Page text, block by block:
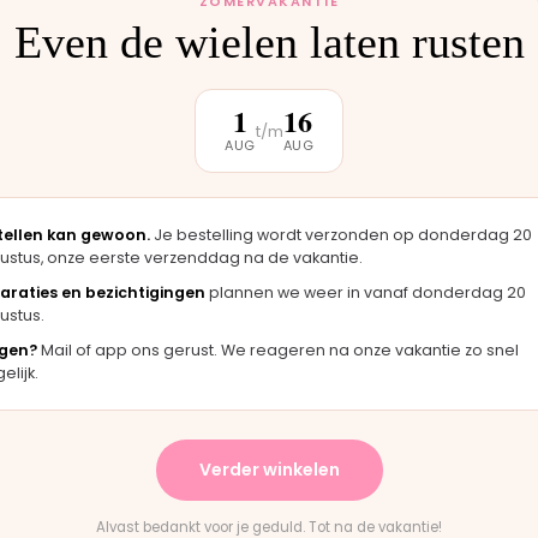
er
"Langsgekomen in Moordrecht en het
onderdeel werd er direct opgezet. Klaar
en het paste perfect.
instructies waren duidelijk."
★★★★★
"Persoonlijk contact,
en eerlijk advies.
Even de wielen laten rusten
1
AUG
t/m16
AUG
kan gewoon. Je bestelling wordt verzonden op donderdag 20
onze eerste verzenddag na de vakantie.
en bezichtigingen plannen we weer in vanaf donderdag 20
Mail of app ons gerust. We reageren na onze vakantie zo snel
Verder winkelen
Alvast bedankt voor je geduld. Tot na de vakantie!